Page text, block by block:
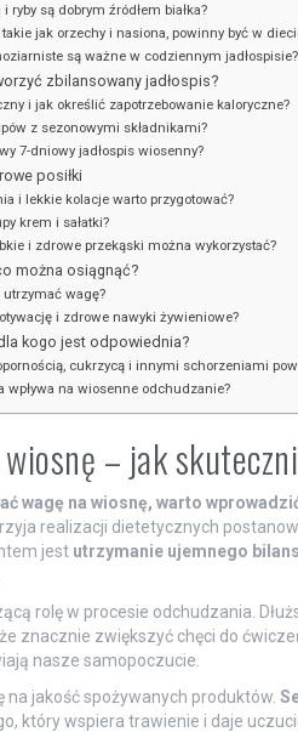
ryby są dobrym źródłem białka?
jak orzechy i nasiona, powinny być w
są ważne w codziennym jadłospisie?
zbilansowany jadłospis?
i jak określić zapotrzebowanie kaloryczne?
z sezonowymi składnikami?
7-dniowy jadłospis wiosenny?
posiłki
i lekkie kolacje warto przygotować?
krem i sałatki?
i zdrowe przekąski można wykorzystać?
można osiągnąć?
wagę?
i zdrowe nawyki żywieniowe?
kogo jest odpowiednia?
cukrzycą i innymi schorzeniami
wpływa na wiosenne odchudzanie?
– jak
wagę na wiosnę, warto
realizacji dietetycznych
jest utrzymanie ujemnego
rolę w procesie odchudzania.
znacznie zwiększyć chęci do
nasze samopoczucie.
jakość spożywanych produktów.
który wspiera trawienie i daje